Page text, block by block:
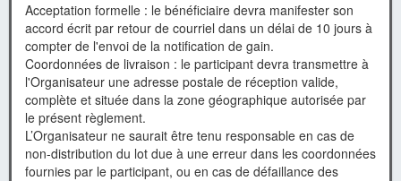
Acceptation formelle : le bénéficiaire devra manifester son
accord écrit par retour de courriel dans un délai de 10 jours à
compter de l'envoi de la notification de gain.
Coordonnées de livraison : le participant devra transmettre à
l'Organisateur une adresse postale de réception valide,
complète et située dans la zone géographique autorisée par
le présent règlement.
L’Organisateur ne saurait être tenu responsable en cas de
non-distribution du lot due à une erreur dans les coordonnées
fournies par le participant, ou en cas de défaillance des